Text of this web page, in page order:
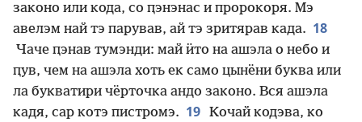
законо или кода, со ԥэнэнас и пророкоря. Мэ
авелэм най тэ парував, ай тэ зритярав када. 18
Чаче ԥэнав тумэнди: май ӥто на ашэла о небо и
ԥув, чем на ашэла хоть ек само цынёни буква или
ла букватири чёрточка андо законо. Вся ашэла
кадя, сар котэ пистромэ. 19 Кочай кодэва, ко